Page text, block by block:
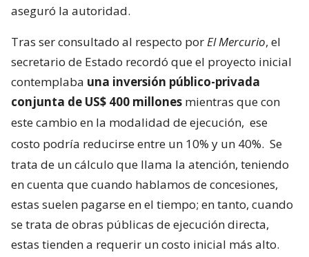
aseguró la autoridad.
Tras ser consultado al respecto porEl Mercurio, el
secretario de Estado recordó que el proyecto inicial
contemplaba una inversión público-privada
conjunta de US$ 400 millones mientras que con
este cambio en la modalidad de ejecución, ese
costo podría reducirse entre un 10% y un 40%. Se
trata de un cálculo que llama la atención, teniendo
en cuenta que cuando hablamos de concesiones,
estas suelen pagarse en el tiempo; en tanto, cuando
se trata de obras públicas de ejecución directa,
estas tienden a requerir un costo inicial más alto.